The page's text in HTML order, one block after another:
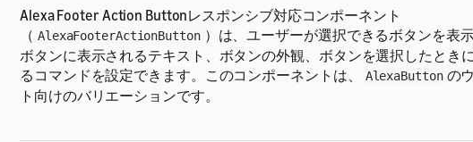
Alexa Footer Action Buttonレスポンシブ対応コンポーネント
（ AlexaFooterActionButton ）は、ユーザーが選択できるボタンを表示
ボタンに表示されるテキスト、ボタンの外観、ボタンを選択したとき
るコマンドを設定できます。このコンポーネントは、
AlexaButton の
ト向けのバリエーションです。